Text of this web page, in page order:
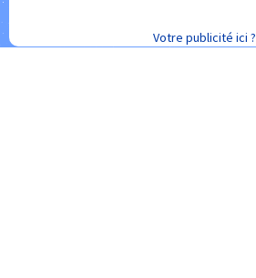
Votre publicité ici ?